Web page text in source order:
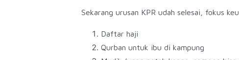
Sekarang urusan KPR udah selesai, fokus
Daftar haji
Qurban untuk ibu di kampung